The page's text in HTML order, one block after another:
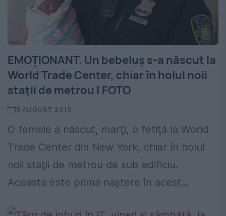
EMOŢIONANT. Un bebeluş s-a născut la
World Trade Center, chiar în holul noii
staţii de metrou | FOTO
5 AUGUST 2015
O femeie a născut, marţi, o fetiţă la World
Trade Center din New York, chiar în holul
noii staţii de metrou de sub edificiu.
Aceasta este prima naştere în acest...